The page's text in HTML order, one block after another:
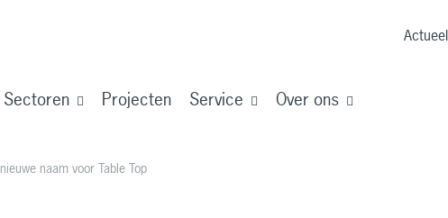
Actueel
Sectoren Projecten Service Over ons
nieuwe naam voor Table Top